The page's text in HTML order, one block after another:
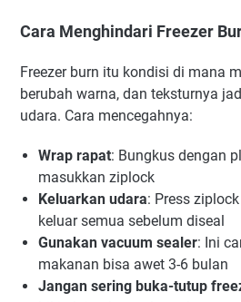
Cara Menghindari Freezer
Freezer burn itu kondisi di mana
berubah warna, dan teksturnya
udara. Cara mencegahnya:
Wrap rapat: Bungkus dengan
masukkan ziplock
Keluarkan udara: Press
keluar semua sebelum diseal
Gunakan vacuum sealer: Ini
makanan bisa awet 3-6 bulan
Jangan sering buka-tutup